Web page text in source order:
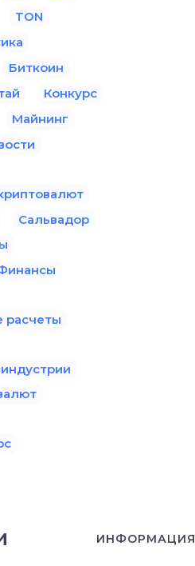
TON
Биткоин
Конкурс
Майнинг
Сальвадор
расчеты
ИНФОРМАЦИЯ